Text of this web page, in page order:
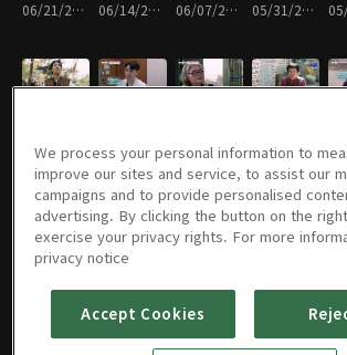
06/21/2026 • 53분 06/14/2026 • 54분 06/07/2026 • 54분 05/31/2026 • 53분
550회
03/29/2026 • 54분
549회 548회 547회
We process your personal information to
improve our sites and service, to assist our
campaigns and to provide personalised
advertising. By clicking the button on the
exercise your privacy rights. For more
privacy notice
Accept Cookies